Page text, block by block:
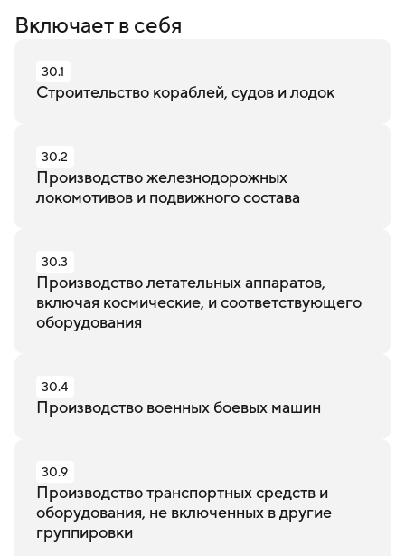
Включает в себя
30.1
Строительство кораблей, судов и лодок
30.2
Производство железнодорожных
локомотивов и подвижного состава
30.3
Производство летательных аппаратов,
включая космические, и соответствующего
оборудования
30.4
Производство военных боевых машин
30.9
Производство транспортных средств и
оборудования, не включенных в другие
группировки